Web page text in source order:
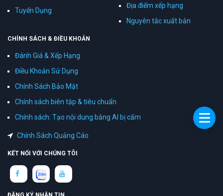
Tuyển Dụng
Địa điểm xếp hạng
Nguyên tắc xuất bản
CHÍNH SÁCH & ĐIỀU KHOẢN
Đánh Giá & Xếp Hạng
Điều Khoản Sử Dụng
Chính Sách Bảo Mật
Chính sách biên tập & tiêu chuẩn
Chính sách: Tạo nội dung bằng AI bị cấm
Chính Sách Quảng Cáo
KẾT NỐI VỚI CHÚNG TÔI